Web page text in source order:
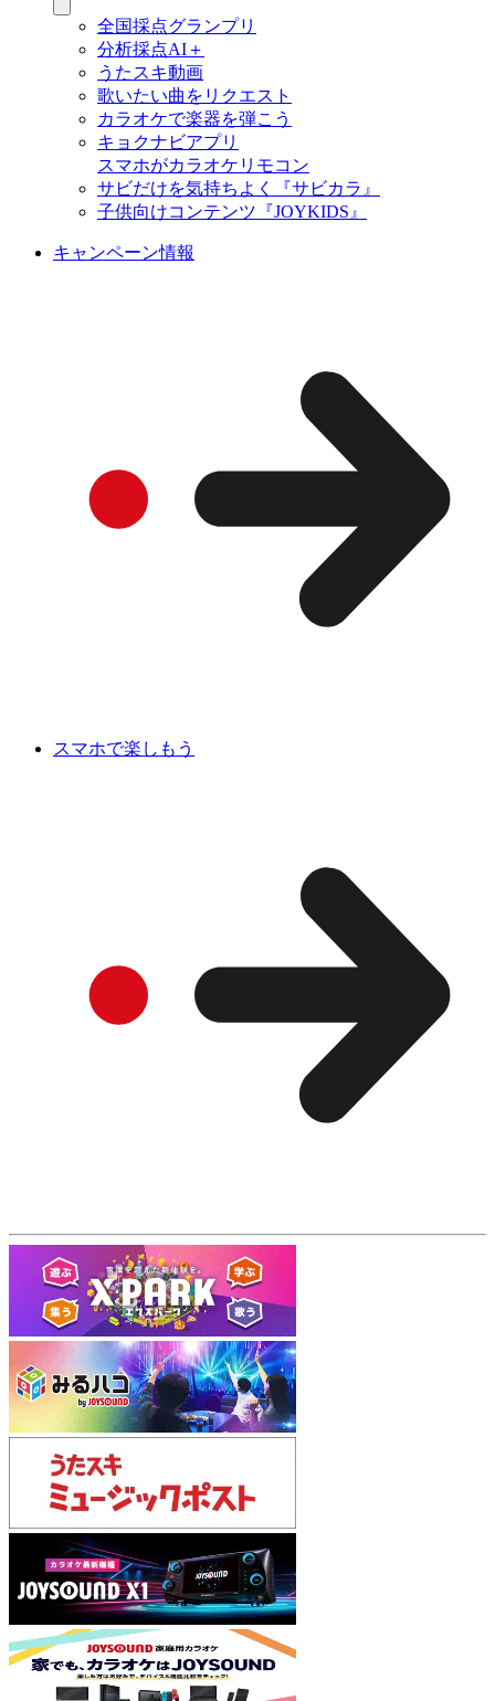
全国採点グランプリ
分析採点AI＋
うたスキ動画
歌いたい曲をリクエスト
カラオケで楽器を弾こう
キョクナビアプリ
スマホがカラオケリモコン
サビだけを気持ちよく『サビカラ』
子供向けコンテンツ『JOYKIDS』
キャンペーン情報
スマホで楽しもう